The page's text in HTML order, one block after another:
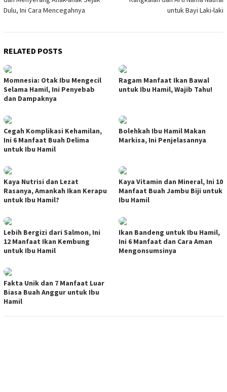
Dulu, Ini Cara Mencegahnya
untuk Bayi Laki-laki
RELATED POSTS
Momnesia: Otak Ibu Mengecil
Selama Hamil, Ini Penyebab
dan Dampaknya
Ragam Manfaat Ikan Bawal
untuk Ibu Hamil, Wajib Tahu!
Cegah Komplikasi Kehamilan,
Ini 6 Manfaat Buah Delima
untuk Ibu Hamil
Bolehkah Ibu Hamil Makan
Markisa, Ini Penjelasannya
Kaya Nutrisi dan Lezat
Rasanya, Amankah Ikan Kerapu
untuk Ibu Hamil?
Kaya Vitamin dan Mineral, Ini 10
Manfaat Buah Jambu Biji untuk
Ibu Hamil
Lebih Bergizi dari Salmon, Ini
12 Manfaat Ikan Kembung
untuk Ibu Hamil
Ikan Bandeng untuk Ibu Hamil,
Ini 6 Manfaat dan Cara Aman
Mengonsumsinya
Fakta Unik dan 7 Manfaat Luar
Biasa Buah Anggur untuk Ibu
Hamil